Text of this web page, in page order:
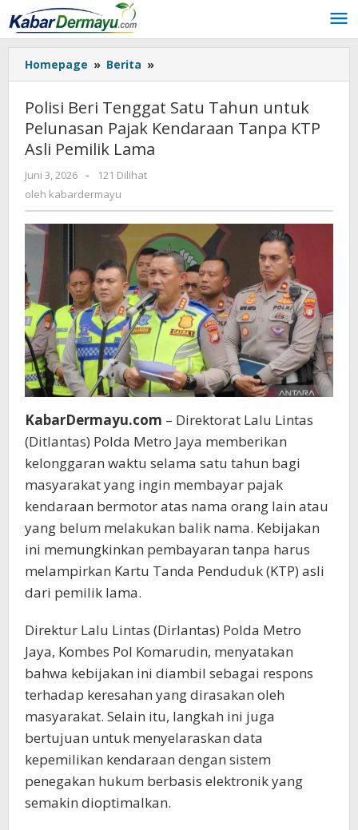
Lewati
ke
konten
Homepage » Berita »
Beri
Satu
Tahun
Tanpa
KTP
Asli
Pemilik
Lama
Polisi Beri Tenggat Satu Tahun untuk
Pelunasan Pajak Kendaraan Tanpa KTP
Asli Pemilik Lama
Juni 3, 2026
oleh
kabardermayu
-
121 Dilihat
oleh kabardermayu
KabarDermayu.com – Direktorat Lalu Lintas
(Ditlantas) Polda Metro Jaya memberikan
kelonggaran waktu selama satu tahun bagi
masyarakat yang ingin membayar pajak
kendaraan bermotor atas nama orang lain atau
yang belum melakukan balik nama. Kebijakan
ini memungkinkan pembayaran tanpa harus
melampirkan Kartu Tanda Penduduk (KTP) asli
dari pemilik lama.
Direktur Lalu Lintas (Dirlantas) Polda Metro
Jaya, Kombes Pol Komarudin, menyatakan
bahwa kebijakan ini diambil sebagai respons
terhadap keresahan yang dirasakan oleh
masyarakat. Selain itu, langkah ini juga
bertujuan untuk menyelaraskan data
kepemilikan kendaraan dengan sistem
penegakan hukum berbasis elektronik yang
semakin dioptimalkan.